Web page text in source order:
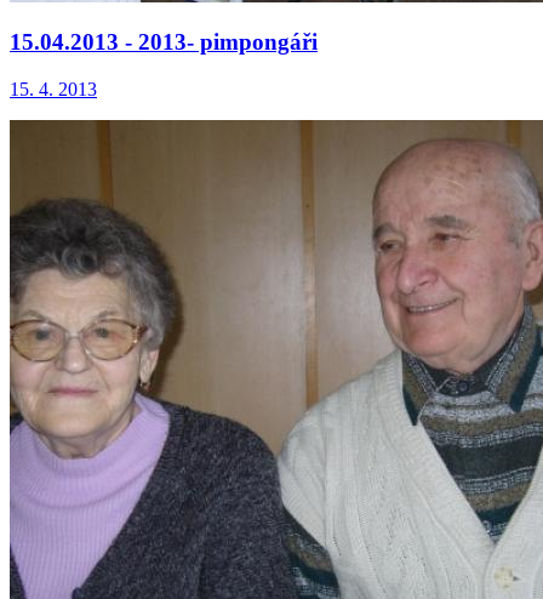
15.04.2013 - 2013- pimpongáři
15. 4. 2013